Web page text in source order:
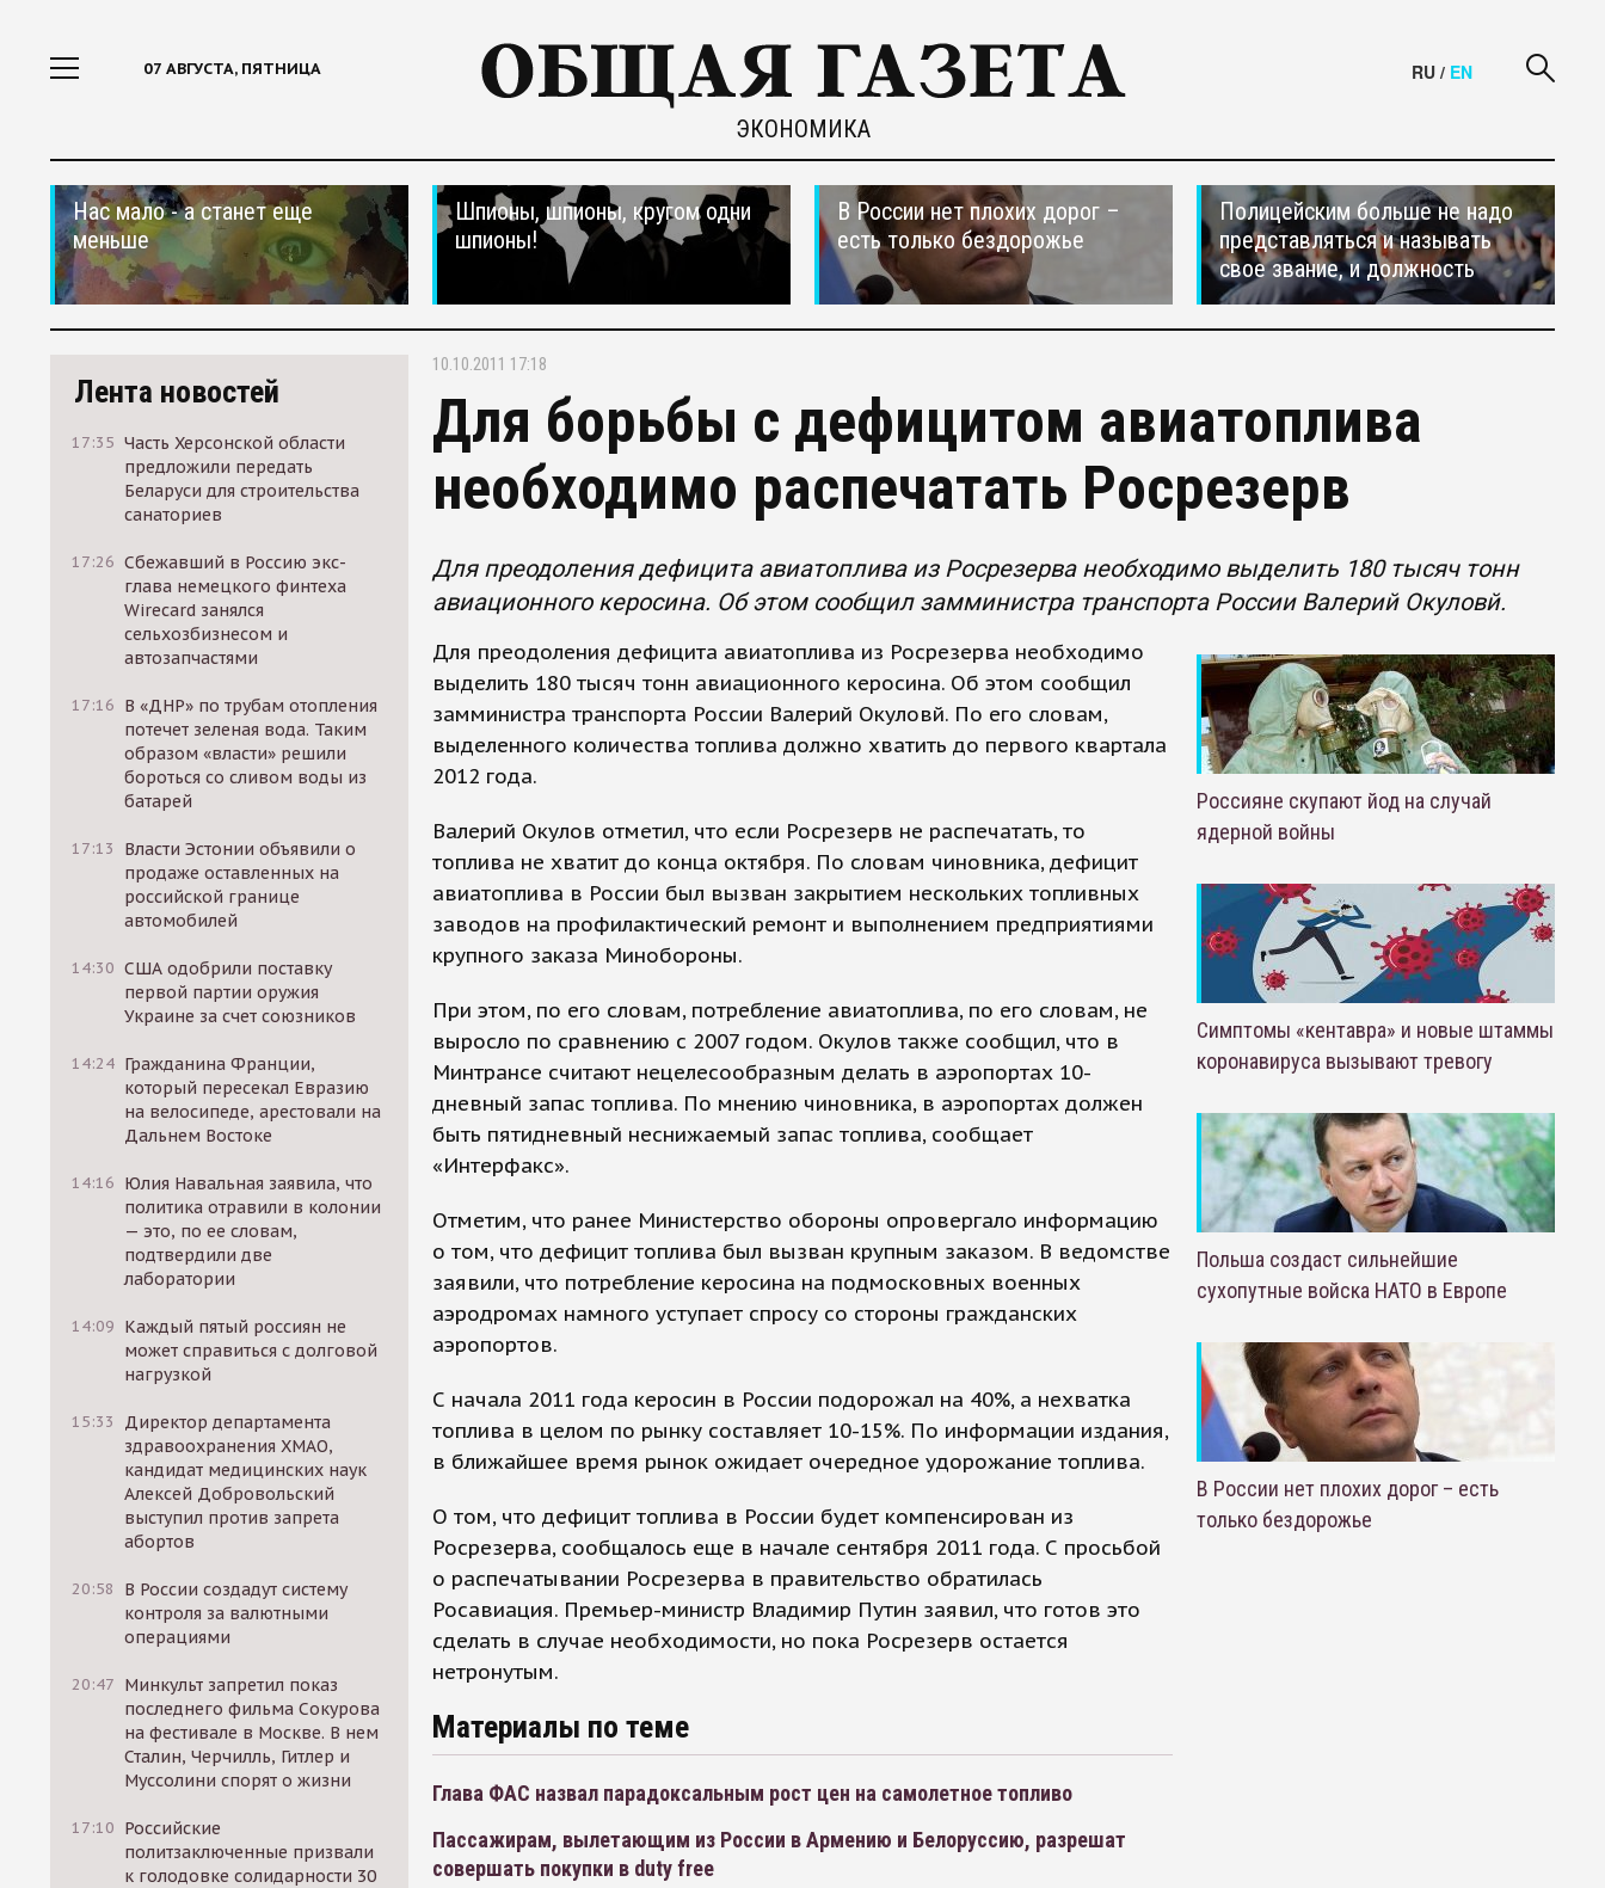
07 АВГУСТА, ПЯТНИЦА
ЭКОНОМИКА
RU / EN
Нас мало - а станет еще
меньше
Шпионы, шпионы, кругом одни
шпионы!
В России нет плохих дорог –
есть только бездорожье
Полицейским больше не надо
представляться и называть
свое звание, и должность
Лента новостей
17:35 Часть Херсонской области
предложили передать
Беларуси для строительства
санаториев
17:26 Сбежавший в Россию экс-
глава немецкого финтеха
Wirecard занялся
сельхозбизнесом и
автозапчастями
17:16 В «ДНР» по трубам отопления
потечет зеленая вода. Таким
образом «власти» решили
бороться со сливом воды из
батарей
17:13
Власти Эстонии объявили о
продаже оставленных на
российской границе
автомобилей
14:30 США одобрили поставку
первой партии оружия
Украине за счет союзников
14:24 Гражданина Франции,
который пересекал Евразию
на велосипеде, арестовали на
Дальнем Востоке
14:16 Юлия Навальная заявила, что
политика отравили в колонии
— это, по ее словам,
подтвердили две
лаборатории
14:09 Каждый пятый россиян не
может справиться с долговой
нагрузкой
15:33
Директор департамента
здравоохранения ХМАО,
кандидат медицинских наук
Алексей Добровольский
выступил против запрета
абортов
20:58
В России создадут систему
контроля за валютными
операциями
20:47 Минкульт запретил показ
последнего фильма Сокурова
на фестивале в Москве. В нем
Сталин, Черчилль, Гитлер и
Муссолини спорят о жизни
17:10 Российские
политзаключенные призвали
к голодовке солидарности 30
10.10.2011 17:18
Для борьбы с дефицитом авиатоплива
необходимо распечатать Росрезерв
Для преодоления дефицита авиатоплива из Росрезерва необходимо выделить 180 тысяч тонн
авиационного керосина. Об этом сообщил замминистра транспорта России Валерий Окуловй.
Для преодоления дефицита авиатоплива из Росрезерва необходимо
выделить 180 тысяч тонн авиационного керосина. Об этом сообщил
замминистра транспорта России Валерий Окуловй. По его словам,
выделенного количества топлива должно хватить до первого квартала
2012 года.
Валерий Окулов отметил, что если Росрезерв не распечатать, то
топлива не хватит до конца октября. По словам чиновника, дефицит
авиатоплива в России был вызван закрытием нескольких топливных
заводов на профилактический ремонт и выполнением предприятиями
крупного заказа Минобороны.
При этом, по его словам, потребление авиатоплива, по его словам, не
выросло по сравнению с 2007 годом. Окулов также сообщил, что в
Минтрансе считают нецелесообразным делать в аэропортах 10-
дневный запас топлива. По мнению чиновника, в аэропортах должен
быть пятидневный неснижаемый запас топлива, сообщает
«Интерфакс».
Отметим, что ранее Министерство обороны опровергало информацию
о том, что дефицит топлива был вызван крупным заказом. В ведомстве
заявили, что потребление керосина на подмосковных военных
аэродромах намного уступает спросу со стороны гражданских
аэропортов.
С начала 2011 года керосин в России подорожал на 40%, а нехватка
топлива в целом по рынку составляет 10-15%. По информации издания,
в ближайшее время рынок ожидает очередное удорожание топлива.
О том, что дефицит топлива в России будет компенсирован из
Росрезерва, сообщалось еще в начале сентября 2011 года. С просьбой
о распечатывании Росрезерва в правительство обратилась
Росавиация. Премьер-министр Владимир Путин заявил, что готов это
сделать в случае необходимости, но пока Росрезерв остается
нетронутым.
Материалы по теме
Глава ФАС назвал парадоксальным рост цен на самолетное топливо
Пассажирам, вылетающим из России в Армению и Белоруссию, разрешат
совершать покупки в duty free
Россияне скупают йод на случай
ядерной войны
Симптомы «кентавра» и новые штаммы
коронавируса вызывают тревогу
Польша создаст сильнейшие
сухопутные войска НАТО в Европе
В России нет плохих дорог – есть
только бездорожье